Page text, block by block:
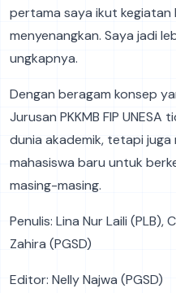
pertama saya ikut kegiatan
menyenangkan. Saya jadi
ungkapnya.
Dengan beragam konsep
Jurusan PKKMB FIP
dunia akademik, tetapi
mahasiswa baru untuk
masing-masing.
Penulis: Lina Nur Laili (PLB),
Zahira (PGSD)
Editor: Nelly Najwa (PGSD)